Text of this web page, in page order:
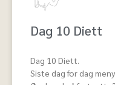
Dag 10 Diett
Dag 10 Diett.
Siste dag for dag